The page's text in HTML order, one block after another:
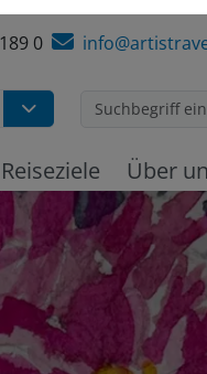
Reiseziele Über uns